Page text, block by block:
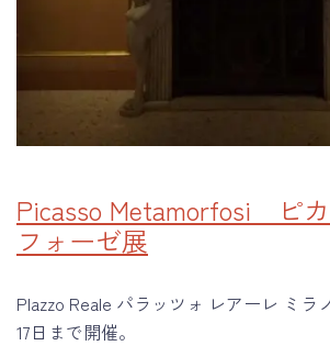
Picasso Metamorfosi ピ
フォーゼ展
Plazzo Reale パラッツォ レアーレ ミラ
17日まで開催。